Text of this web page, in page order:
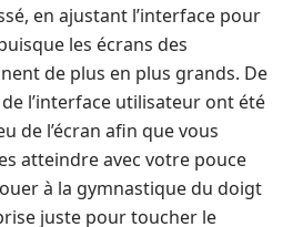
en ajustant l’interface pour
les écrans des
de plus en plus grands. De
l’interface utilisateur ont été
de l’écran afin que vous
atteindre avec votre pouce
à la gymnastique du doigt
juste pour toucher le